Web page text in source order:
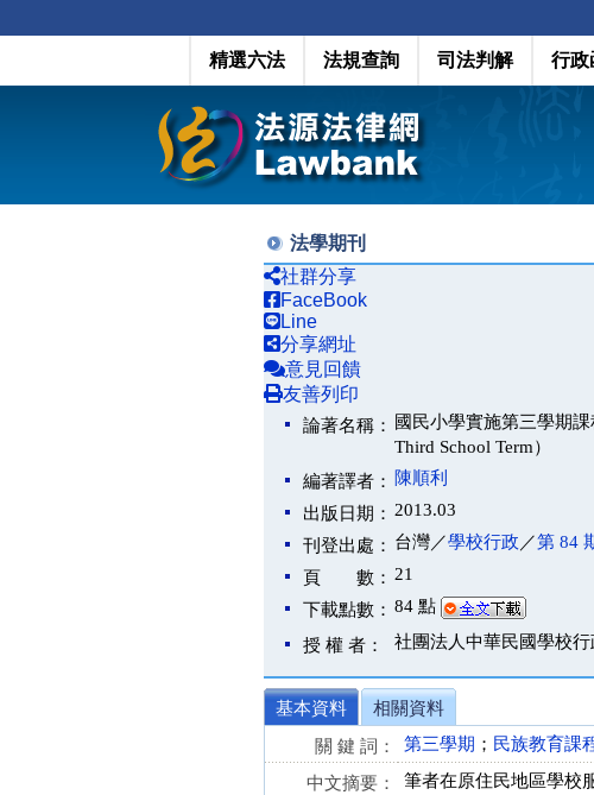
精選六法 法規查詢 司法判解 行政
法學期刊
社群分享
FaceBook
Line
分享網址
意見回饋
友善列印
論著名稱：
國民小學實施第三學期課
Third School Term）
編著譯者：
陳順利
出版日期： 2013.03
刊登出處： 台灣／學校行政 ／第 84
頁 數： 21
下載點數： 84 點
授 權 者：
社團法人中華民國學校
基本資料
相關資料
關 鍵 詞：
第三學期 ； 民族教育課
中文摘要：
筆者在原住民地區學校